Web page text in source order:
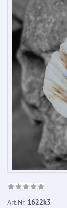
Art.Nr. 1622k3